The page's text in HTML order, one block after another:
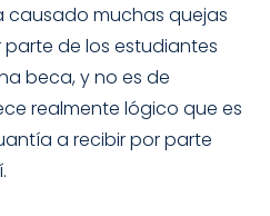
causado muchas quejas
de los estudiantes
beca, y no es de
realmente lógico que es
a recibir por parte